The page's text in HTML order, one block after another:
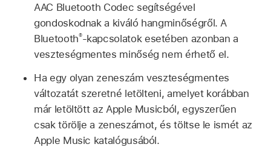
AAC Bluetooth Codec segítségével
gondoskodnak a kiváló hangminőségről. A
Bluetooth®-kapcsolatok esetében azonban a
veszteségmentes minőség nem érhető el.
Ha egy olyan zeneszám veszteségmentes
változatát szeretné letölteni, amelyet korábban
már letöltött az Apple Musicból, egyszerűen
csak törölje a zeneszámot, és töltse le ismét az
Apple Music katalógusából.